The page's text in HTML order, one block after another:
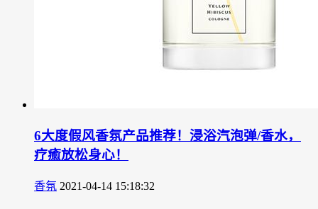
6大度假风香氛产品推荐！浸浴汽泡弹/香水，
疗癒放松身心！
香氛 2021-04-14 15:18:32